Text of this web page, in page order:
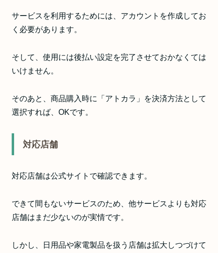
サービスを利用するためには、アカウントを作成してお
く必要があります。
そして、使用には後払い設定を完了させておかなくては
いけません。
そのあと、商品購入時に「アトカラ」を決済方法として
選択すれば、OKです。
対応店舗
対応店舗は公式サイトで確認できます。
できて間もないサービスのため、他サービスよりも対応
店舗はまだ少ないのが実情です。
しかし、日用品や家電製品を扱う店舗は拡大しつづけて